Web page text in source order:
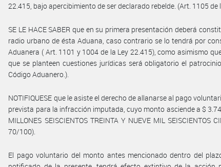
22.415, bajo apercibimiento de ser declarado rebelde. (Art. 1105 de
SE LE HACE SABER que en su primera presentación deberá
radio urbano de ésta Aduana, caso contrario se lo tendrá por
Aduanera ( Art. 1101 y 1004 de la Ley 22.415), como asimismo
que se planteen cuestiones jurídicas será obligatorio el
Código Aduanero.).
NOTIFIQUESE que le asiste el derecho de allanarse al pago
prevista para la infracción imputada, cuyo monto asciende a $
MILLONES SEISCIENTOS TREINTA Y NUEVE MIL SEISCIENTOS
70/100).
El pago voluntario del monto antes mencionado dentro del